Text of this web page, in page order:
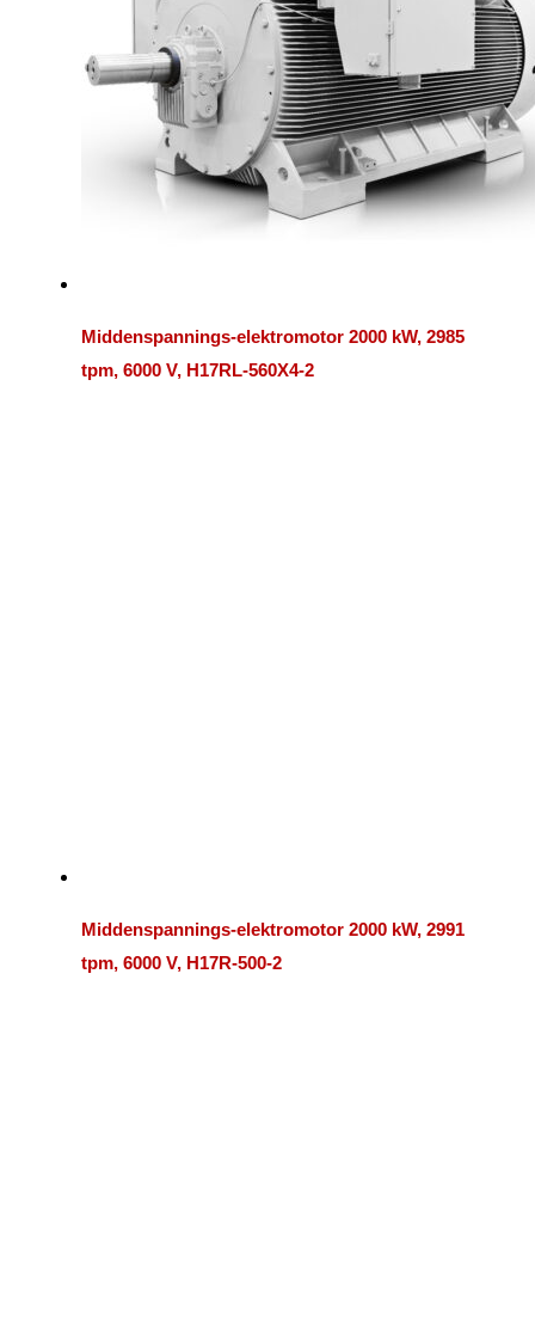
Middenspannings-elektromotor 2000 kW, 2985
tpm, 6000 V, H17RL-560X4-2
Middenspannings-elektromotor 2000 kW, 2991
tpm, 6000 V, H17R-500-2